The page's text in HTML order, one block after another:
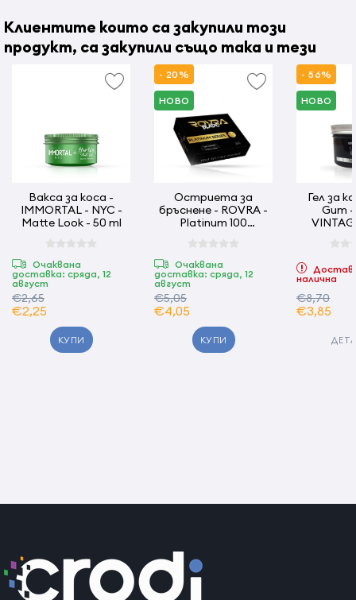
Страна на произход:Турция
Клиентите които са закупили този
продукт, са закупили също така и тези
Вакса за коса -
IMMORTAL - NYC -
Matte Look - 50 ml
Очаквана
доставка: сряда, 12
август
€2,65
€2,25
КУПИ
- 20%
НОВО
Остриета за
бръснене - ROVRA -
Platinum 100
Очаквана
доставка: сряда, 12
август
€5,05
€4,05
КУПИ
- 56%
НОВО
Гел за коса
Gum
налична
€8,70
€3,85